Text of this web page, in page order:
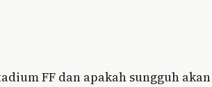
FF dan apakah sungguh akan